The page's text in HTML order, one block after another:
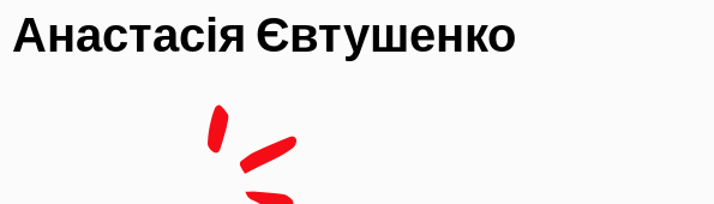
Анастасія Євтушенко